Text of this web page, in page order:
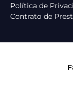
Política de
Contrato de